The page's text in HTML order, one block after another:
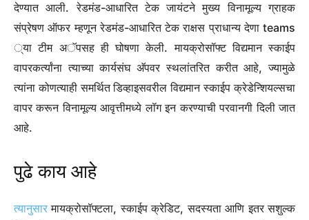
देण्यात आली. रेडमंड-आधारित टेक जायंटने मुख्य विनामूल्य ग्राहक
संप्रेषण ऑफर म्हणून रेडमंड-आधारित टेक राक्षस प्राधान्य देणा teams
्या टीम अॅपसह ही घोषणा केली. मायक्रोसॉफ्ट विद्यमान स्काईप
वापरकर्त्यांना त्याच्या कार्यसंघ अ‍ॅपवर स्थलांतरित करीत आहे, ज्यामुळे
त्यांना कोणत्याही समर्थित डिव्हाइसवरील विद्यमान स्काईप क्रेडेन्शियल्सचा
वापर करून विनामूल्य आवृत्तीमध्ये लॉग इन करण्याची परवानगी दिली जात
आहे.
पुढे काय आहे
त्यानुसार मायक्रोसॉफ्टला, स्काईप क्रेडिट, सदस्यता आणि इतर सशुल्क